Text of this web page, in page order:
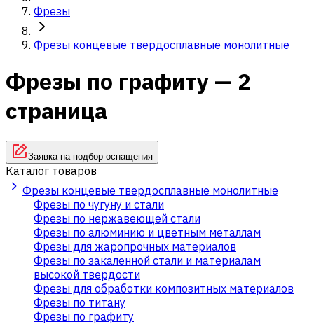
Фрезы
Фрезы концевые твердосплавные монолитные
Фрезы по графиту — 2
страница
Заявка на подбор оснащения
Каталог товаров
Фрезы концевые твердосплавные монолитные
Фрезы по чугуну и стали
Фрезы по нержавеющей стали
Фрезы по алюминию и цветным металлам
Фрезы для жаропрочных материалов
Фрезы по закаленной стали и материалам
высокой твердости
Фрезы для обработки композитных материалов
Фрезы по титану
Фрезы по графиту